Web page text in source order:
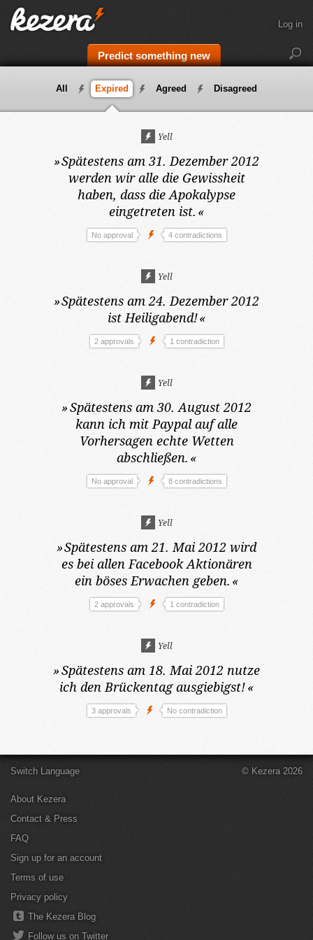
Predict something new
Log in
All Expired Agreed Disagreed
Yell
»Spätestens am 31. Dezember 2012
werden wir alle die Gewissheit
haben, dass die Apokalypse
eingetreten ist. «
No approval 4 contradictions
Yell
»Spätestens am 24. Dezember 2012
ist Heiligabend!«
2 approvals 1 contradiction
Yell
»Spätestens am 30. August 2012
kann ich mit Paypal auf alle
Vorhersagen echte Wetten
abschließen. «
No approval 8 contradictions
Yell
»Spätestens am 21. Mai 2012 wird
es bei allen Facebook Aktionären
ein böses Erwachen geben. «
2 approvals 1 contradiction
Yell
»Spätestens am 18. Mai 2012 nutze
ich den Brückentag ausgiebigst!«
3 approvals No contradiction
Switch Language
About Kezera
Contact & Press
FAQ
Sign up for an account
Terms of use
Privacy policy
The Kezera Blog
Follow us on Twitter
© Kezera 2026